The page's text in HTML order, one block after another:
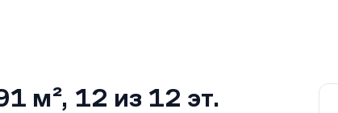
м², 12 из 12 эт.